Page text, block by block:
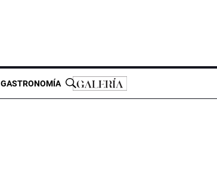
GASTRONOMÍA